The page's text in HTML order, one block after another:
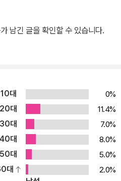
잇따랐고 법적 처벌의 대상이 되
는 온라인상의 단순한 기호에 그
대를 보여
여파는 국회토론회 <#문화예술
지지하기 위한 목적으로 개설된
는 후원금이 모였다. 올해 들어서
의 구속 소식도 들려 왔다. 이렇게
만, 그만큼 논란의 여지를 남겼다.
자 중심주의’라는 개념이 있다. 어
해자 중심주의인지, 피해자 중심주
의 논의가 부재한 채, 누군가 SNS
남긴 글을 확인할 수 있습니다.
10대
0%
20대
11.4%
30대
7.0%
40대
8.0%
50대
5.0%
대
2.0%